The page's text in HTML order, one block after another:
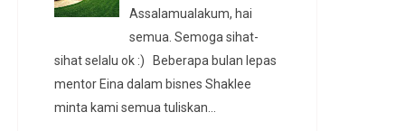
Assalamualakum, hai
semua. Semoga sihat-
sihat selalu ok :) Beberapa bulan lepas
mentor Eina dalam bisnes Shaklee
minta kami semua tuliskan...